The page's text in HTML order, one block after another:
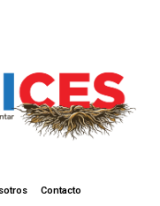
Contacto